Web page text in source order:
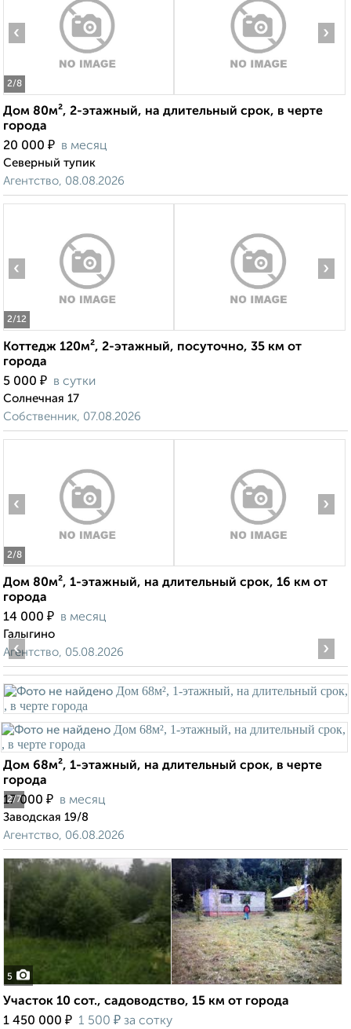
2/8
‹ ›
Дом 80м², 2-этажный, на длительный срок, в черте
города
20 000 ₽ в месяц
Северный тупик
Агентство, 08.08.2026
2/12
‹ ›
Коттедж 120м², 2-этажный, посуточно, 35 км от
города
5 000 ₽ в сутки
Солнечная 17
Собственник, 07.08.2026
2/8
‹ ›
Дом 80м², 1-этажный, на длительный срок, 16 км от
города
14 000 ₽ в месяц
Галыгино
Агентство, 05.08.2026
2/7
‹ ›
Дом 68м², 1-этажный, на длительный срок, в черте
города
17 000 ₽ в месяц
Заводская 19/8
Агентство, 06.08.2026
5
Участок 10 сот., садоводство, 15 км от города
1 450 000 ₽ 1 500 ₽ за сотку